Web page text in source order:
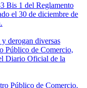
Bis 1 del Reglamento
el 30 de diciembre de
derogan diversas
Público de Comercio,
Diario Oficial de la
Público de Comercio.